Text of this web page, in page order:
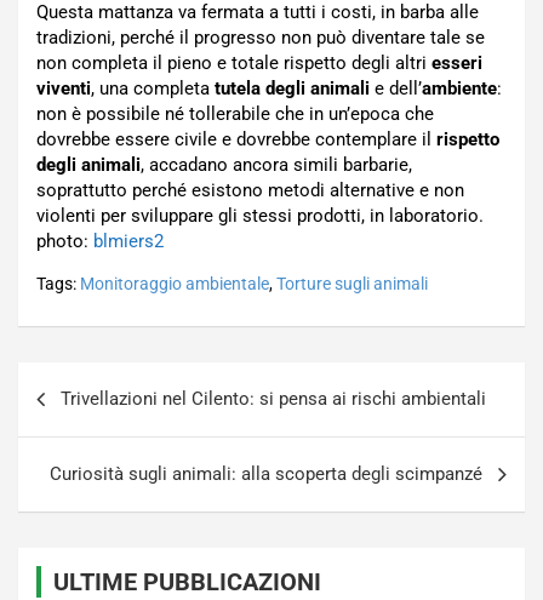
Questa mattanza va fermata a tutti i costi, in barba alle
tradizioni, perché il progresso non può diventare tale se
non completa il pieno e totale rispetto degli altri esseri
viventi, una completa tutela degli animali e dell’ambiente:
non è possibile né tollerabile che in un’epoca che
dovrebbe essere civile e dovrebbe contemplare il rispetto
degli animali, accadano ancora simili barbarie,
soprattutto perché esistono metodi alternative e non
violenti per sviluppare gli stessi prodotti, in laboratorio.
photo: blmiers2
Tags: Monitoraggio ambientale,Torture sugli animali
Trivellazioni nel Cilento: si pensa ai rischi ambientali
Curiosità sugli animali: alla scoperta degli scimpanzé
ULTIME PUBBLICAZIONI